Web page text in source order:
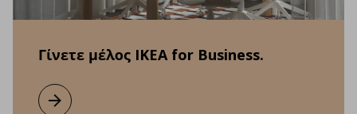
Γίνετε μέλος IKEA for Business.
Μάθετε περισσότερα